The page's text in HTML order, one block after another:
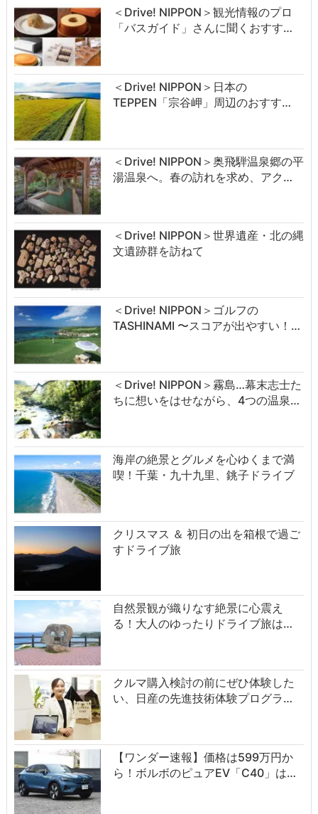
＜Drive! NIPPON＞観光情報のプロ
「バスガイド」さんに聞くおすす…
＜Drive! NIPPON＞日本の
TEPPEN「宗谷岬」周辺のおすす…
＜Drive! NIPPON＞奥飛騨温泉郷の平
湯温泉へ。春の訪れを求め、アク…
＜Drive! NIPPON＞世界遺産・北の縄
文遺跡群を訪ねて
＜Drive! NIPPON＞ゴルフの
TASHINAMI 〜スコアが出やすい！…
＜Drive! NIPPON＞霧島…幕末志士た
ちに想いをはせながら、4つの温泉…
海岸の絶景とグルメを心ゆくまで満
喫！千葉・九十九里、銚子ドライブ
クリスマス ＆ 初日の出を箱根で過ご
すドライブ旅
自然景観が織りなす絶景に心震え
る！大人のゆったりドライブ旅は…
クルマ購入検討の前にぜひ体験した
い、日産の先進技術体験プログラ…
【ワンダー速報】価格は599万円か
ら！ボルボのピュアEV「C40」は…